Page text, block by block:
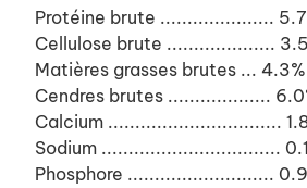
Protéine brute .....................
Cellulose brute ....................
Matières grasses brutes ... 4.3%
Cendres brutes ...................
Calcium ................................
Sodium .................................
Phosphore ...........................